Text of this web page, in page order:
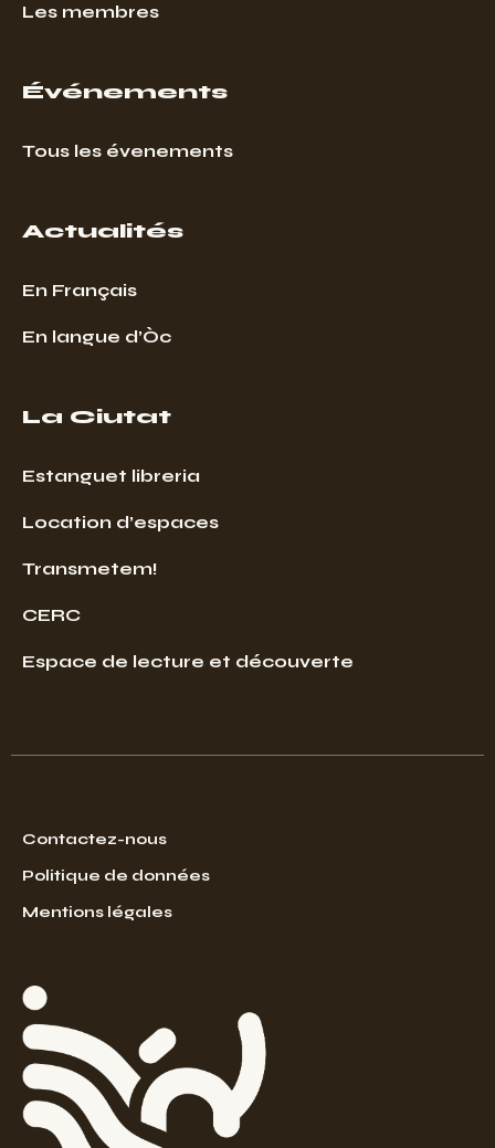
Les membres
Événements
Tous les évenements
Actualités
En Français
En langue d’Òc
La Ciutat
Estanguet libreria
Location d’espaces
Transmetem!
CERC
Espace de lecture et découverte
Contactez-nous
Politique de données
Mentions légales